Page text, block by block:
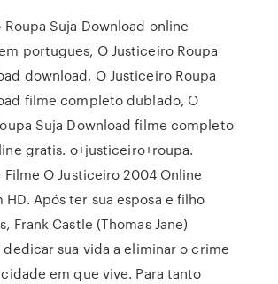
Suja Download online
portugues, O Justiceiro Roupa
download, O Justiceiro Roupa
filme completo dublado, O
Suja Download filme completo
gratis. o+justiceiro+roupa.
Filme O Justiceiro 2004 Online
HD. Após ter sua esposa e filho
Frank Castle (Thomas Jane)
sua vida a eliminar o crime
em que vive. Para tanto